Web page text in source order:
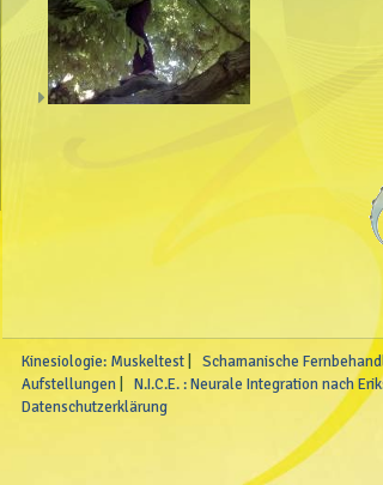
Kinesiologie: Muskeltest Schamanische
Aufstellungen
N.I.C.E. : Neurale Integration nach
Datenschutzerklärung